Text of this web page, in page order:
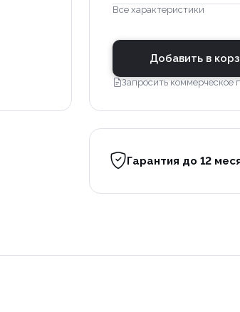
Все характеристики
Добавить в
Запросить коммерческое
Гарантия до 12